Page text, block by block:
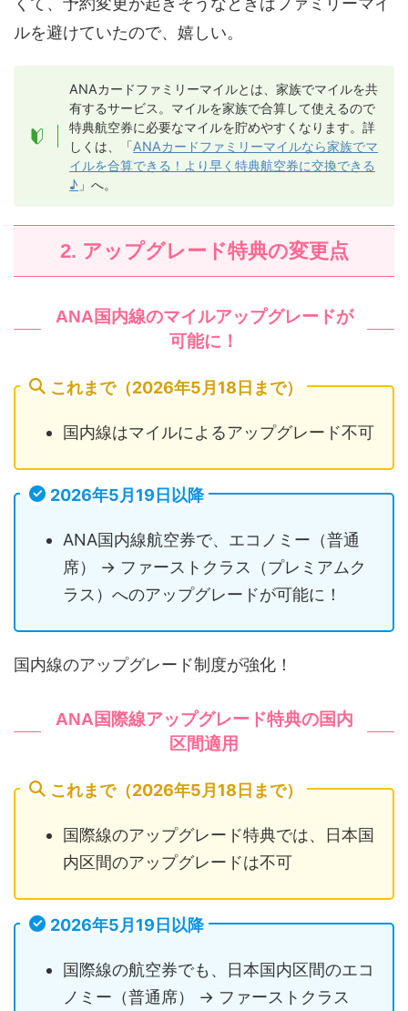
ルを避けていたので、嬉しい。
ANAカードファミリーマイルとは、家族でマイルを共
有するサービス。マイルを家族で合算して使えるので
特典航空券に必要なマイルを貯めやすくなります。詳
しくは、「ANAカードファミリーマイルなら家族でマ
イルを合算できる！より早く特典航空券に交換できる
♪ 」へ。
2. アップグレード特典の変更点
ANA国内線のマイルアップグレードが
可能に！
これまで（2026年5月18日まで）
国内線はマイルによるアップグレード不可
2026年5月19日以降
ANA国内線航空券で、エコノミー（普通
席） → ファーストクラス（プレミアムク
ラス）へのアップグレードが可能に！
国内線のアップグレード制度が強化！
ANA国際線アップグレード特典の国内
区間適用
これまで（2026年5月18日まで）
国際線のアップグレード特典では、日本国
内区間のアップグレードは不可
2026年5月19日以降
国際線の航空券でも、日本国内区間のエコ
ノミー（普通席） → ファーストクラス